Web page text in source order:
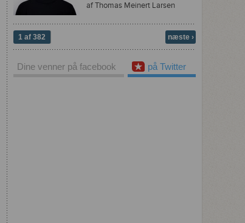
afThomas Meinert Larsen
1 af 382 næste ›
på Twitter
Dine venner på facebook